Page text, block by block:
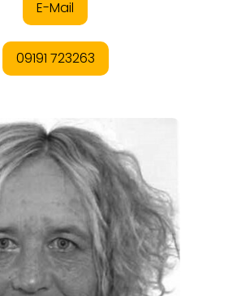
ORTE
EVENTS
REISEFÜHRER